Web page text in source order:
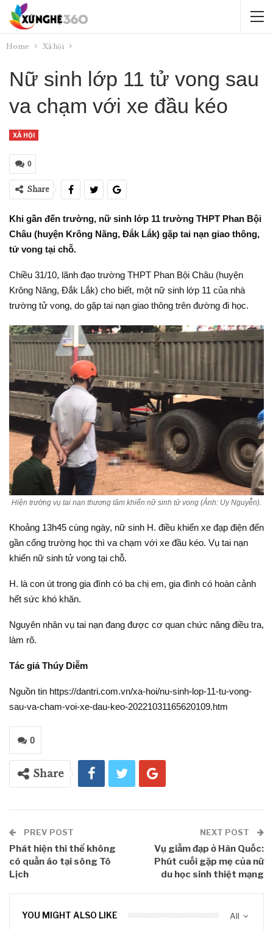
Home Xã hội
Nữ sinh lớp 11 tử vong sau
va chạm với xe đầu kéo
XÃ HỘI
0
Share
Khi gần đến trường, nữ sinh lớp 11 trường THPT Phan Bội
Châu (huyện Krông Năng, Đắk Lắk) gặp tai nạn giao thông,
tử vong tại chỗ.
Chiều 31/10, lãnh đạo trường THPT Phan Bội Châu (huyện
Krông Năng, Đắk Lắk) cho biết, một nữ sinh lớp 11 của nhà
trường tử vong, do gặp tai nạn giao thông trên đường đi học.
Hiện trường vụ tai nạn thương tâm khiến nữ sinh tử vong (Ảnh: Uy Nguyễn).
Khoảng 13h45 cùng ngày, nữ sinh H. điều khiển xe đạp điện đến
gần cổng trường học thì va chạm với xe đầu kéo. Vụ tai nạn
khiến nữ sinh tử vong tại chỗ.
H. là con út trong gia đình có ba chị em, gia đình có hoàn cảnh
hết sức khó khăn.
Nguyên nhân vụ tai nạn đang được cơ quan chức năng điều tra,
làm rõ.
Tác giả Thúy Diễm
Nguồn tin https://dantri.com.vn/xa-hoi/nu-sinh-lop-11-tu-vong-
sau-va-cham-voi-xe-dau-keo-20221031165620109.htm
0
Share
PREV POST
Phát hiện thi thể không
có quần áo tại sông Tô
Lịch
NEXT POST
Vụ giẫm đạp ở Hàn Quốc:
Phút cuối gặp mẹ của nữ
du học sinh thiệt mạng
All
YOU MIGHT ALSO LIKE